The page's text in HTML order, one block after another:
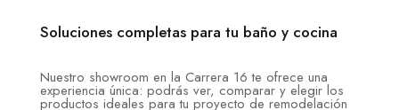
Soluciones completas para tu baño y cocina
Nuestro showroom en la Carrera 16 te ofrece una
experiencia única: podrás ver, comparar y elegir los
productos ideales para tu proyecto de remodelación